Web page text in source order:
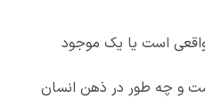
است یا یک موجود
و چه طور در ذهن انسان